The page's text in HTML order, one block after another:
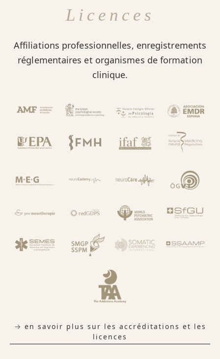
Licences
Affiliations professionnelles, enregistrements
réglementaires et organismes de formation
clinique.
→ en savoir plus sur les accréditations et les
licences